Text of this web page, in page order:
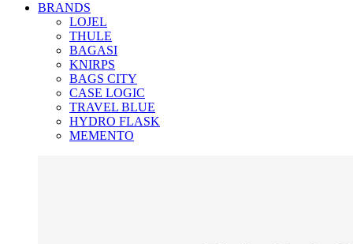
BRANDS
LOJEL
THULE
BAGASI
KNIRPS
BAGS CITY
CASE LOGIC
TRAVEL BLUE
HYDRO FLASK
MEMENTO